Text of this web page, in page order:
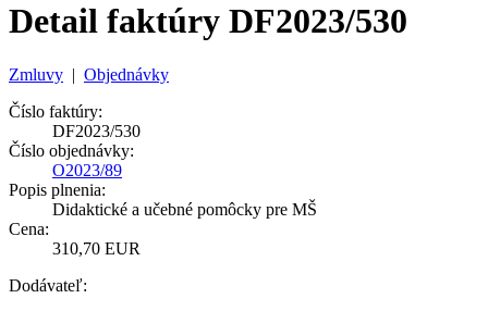
Detail faktúry DF2023/530
Zmluvy | Objednávky
Číslo faktúry:
DF2023/530
Číslo objednávky:
O2023/89
Popis plnenia:
Didaktické a učebné pomôcky pre MŠ
Cena:
310,70 EUR
Dodávateľ: